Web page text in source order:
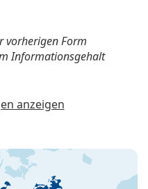
vorherigen Form
Informationsgehalt
anzeigen